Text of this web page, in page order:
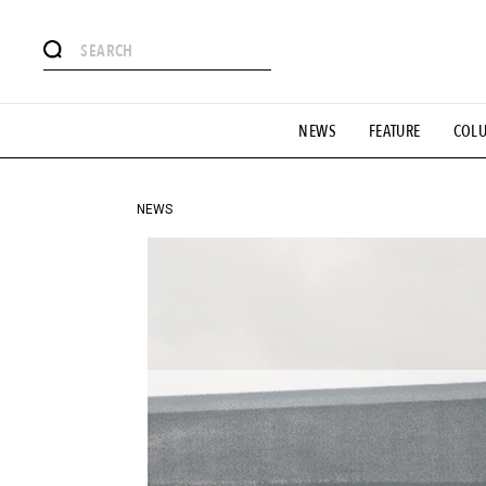
NEWS FEATURE
#憧れの逸品 #ESSENTIAL
#GH 銘品の所以 #フイナムのYouTube #Commune H
#HANDSOME HANDBOOK
NEWS